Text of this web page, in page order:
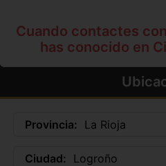
Cuando contactes
has conocido en
Provincia: La Rioja
Ciudad: Logroño